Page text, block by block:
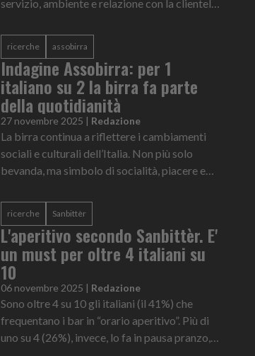
servizio, ambiente e relazione con la clientela.
caratteristiche sono state messe nero su b...
ricerche assobirra
Indagine Assobirra: per 1
italiano su 2 la birra fa parte
della quotidianità
27 novembre 2025 | Redazione
La birra continua a riflettere i cambiamenti
sociali e culturali dell’Italia. Non più solo
bevanda, ma simbolo di socialità, piacere e
attenzione all’equilibr...
ricerche Sanbittèr
L'aperitivo secondo Sanbittèr. E'
un must per oltre 4 italiani su
10
06 novembre 2025 | Redazione
Sono oltre 4 su 10 gli italiani (il 41%) che
frequentano i bar in “orario aperitivo”. Più di
uno su 4 (26%), invece, lo fa in pausa pranzo,